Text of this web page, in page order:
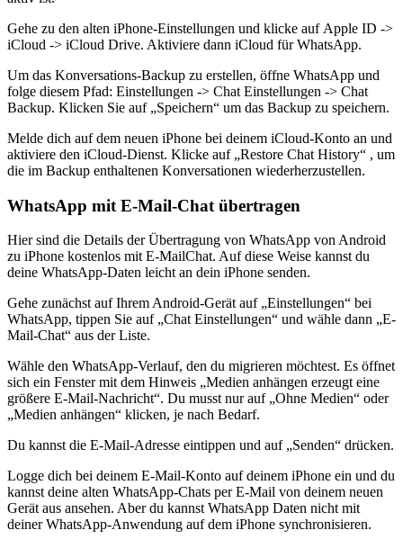
Gehe zu den alten iPhone-Einstellungen und klicke auf Apple ID ->
iCloud -> iCloud Drive. Aktiviere dann iCloud für WhatsApp.
Um das Konversations-Backup zu erstellen, öffne WhatsApp und
folge diesem Pfad: Einstellungen -> Chat Einstellungen -> Chat
Backup. Klicken Sie auf „Speichern“ um das Backup zu speichern.
Melde dich auf dem neuen iPhone bei deinem iCloud-Konto an und
aktiviere den iCloud-Dienst. Klicke auf „Restore Chat History“ , um
die im Backup enthaltenen Konversationen wiederherzustellen.
WhatsApp mit E-Mail-Chat übertragen
Hier sind die Details der Übertragung von WhatsApp von Android
zu iPhone kostenlos mit E-MailChat. Auf diese Weise kannst du
deine WhatsApp-Daten leicht an dein iPhone senden.
Gehe zunächst auf Ihrem Android-Gerät auf „Einstellungen“ bei
WhatsApp, tippen Sie auf „Chat Einstellungen“ und wähle dann „E-
Mail-Chat“ aus der Liste.
Wähle den WhatsApp-Verlauf, den du migrieren möchtest. Es öffnet
sich ein Fenster mit dem Hinweis „Medien anhängen erzeugt eine
größere E-Mail-Nachricht“. Du musst nur auf „Ohne Medien“ oder
„Medien anhängen“ klicken, je nach Bedarf.
Du kannst die E-Mail-Adresse eintippen und auf „Senden“ drücken.
Logge dich bei deinem E-Mail-Konto auf deinem iPhone ein und du
kannst deine alten WhatsApp-Chats per E-Mail von deinem neuen
Gerät aus ansehen. Aber du kannst WhatsApp Daten nicht mit
deiner WhatsApp-Anwendung auf dem iPhone synchronisieren.